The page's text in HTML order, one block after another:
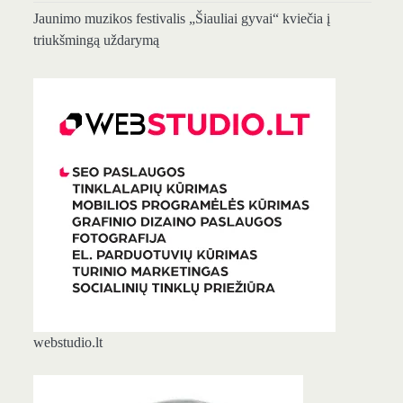
Jaunimo muzikos festivalis „Šiauliai gyvai“ kviečia į
triukšmingą uždarymą
webstudio.lt